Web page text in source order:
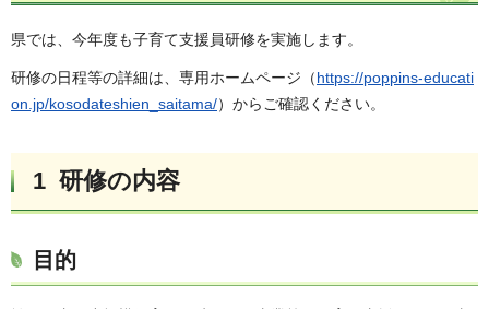
県では、今年度も子育て支援員研修を実施します。
研修の日程等の詳細は、専用ホームページ（https://poppins-educati
on.jp/kosodateshien_saitama/）からご確認ください。
1 研修の内容
目的